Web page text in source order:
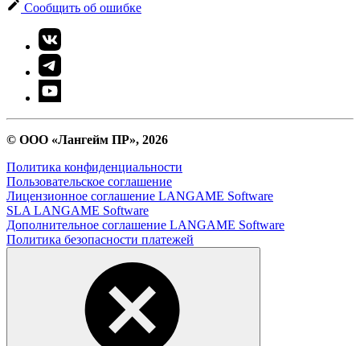
Сообщить об ошибке
© ООО «Лангейм ПР», 2026
Политика конфиденциальности
Пользовательское соглашение
Лицензионное соглашение LANGAME Software
SLA LANGAME Software
Дополнительное соглашение LANGAME Software
Политика безопасности платежей